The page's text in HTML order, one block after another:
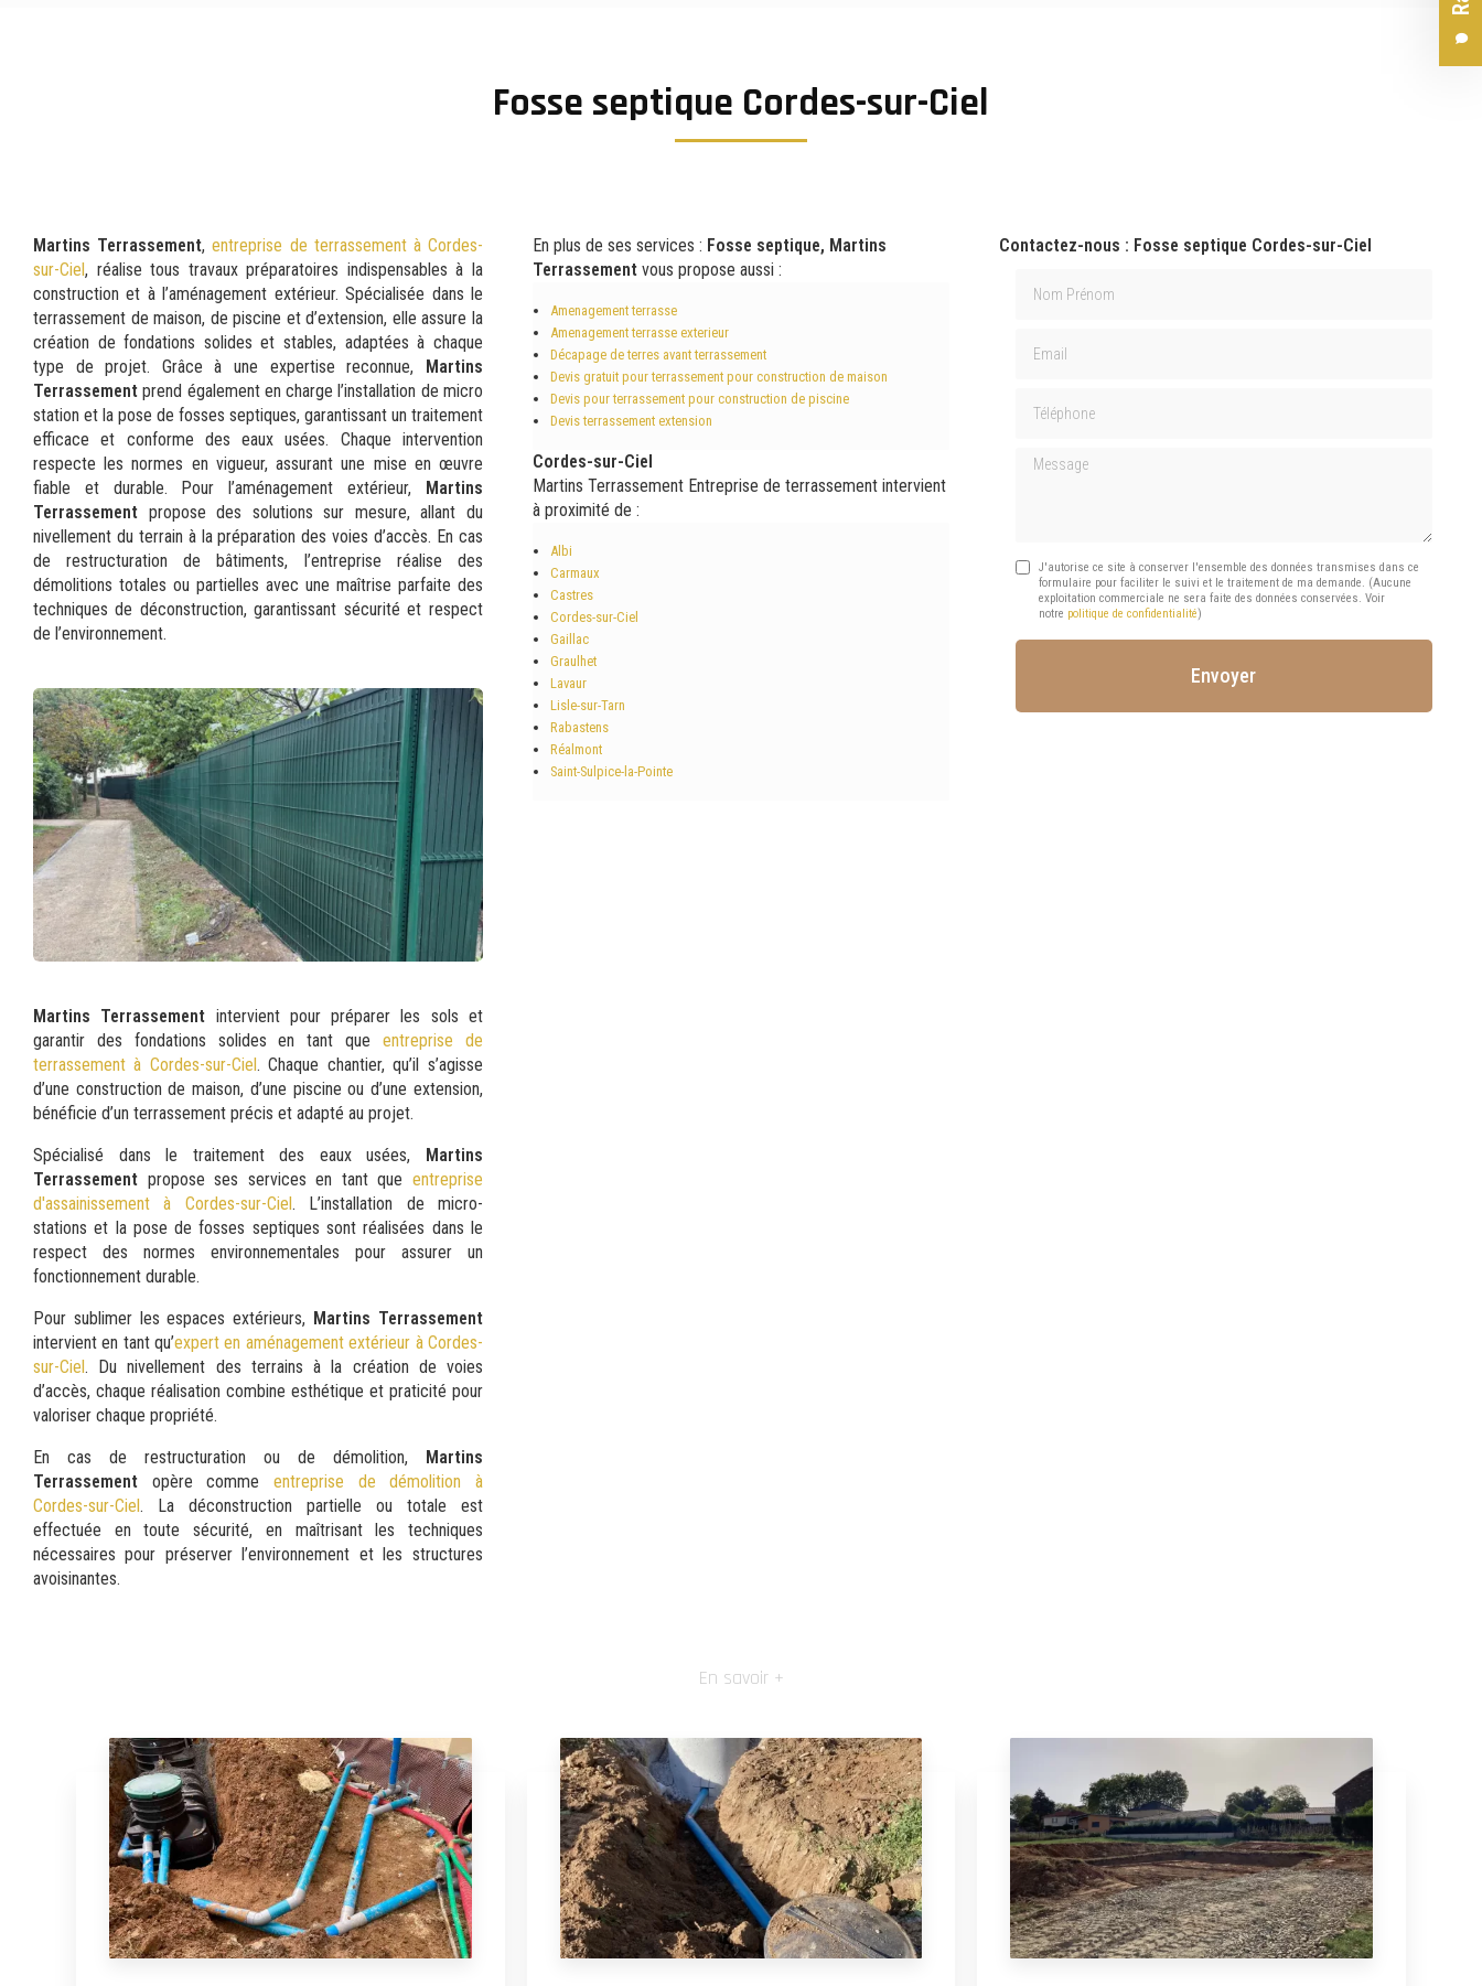
Fosse septique Cordes-sur-Ciel
Martins Terrassement,entreprise de terrassement à Cordes-
sur-Ciel, réalise tous travaux préparatoires indispensables à la
construction et à l’aménagement extérieur. Spécialisée dans le
terrassement de maison, de piscine et d’extension, elle assure la
création de fondations solides et stables, adaptées à chaque
type de projet. Grâce à une expertise reconnue, Martins
Terrassement prend également en charge l’installation de micro
station et la pose de fosses septiques, garantissant un traitement
efficace et conforme des eaux usées. Chaque intervention
respecte les normes en vigueur, assurant une mise en œuvre
fiable et durable. Pour l’aménagement extérieur, Martins
Terrassement propose des solutions sur mesure, allant du
nivellement du terrain à la préparation des voies d’accès. En cas
de restructuration de bâtiments, l’entreprise réalise des
démolitions totales ou partielles avec une maîtrise parfaite des
techniques de déconstruction, garantissant sécurité et respect
de l’environnement.
Martins Terrassement intervient pour préparer les sols et
garantir des fondations solides en tant queentreprise de
terrassement à Cordes-sur-Ciel. Chaque chantier, qu’il s’agisse
d’une construction de maison, d’une piscine ou d’une extension,
bénéficie d’un terrassement précis et adapté au projet.
Spécialisé dans le traitement des eaux usées, Martins
Terrassement propose ses services en tant que entreprise
d'assainissement à Cordes-sur-Ciel. L’installation de micro-
stations et la pose de fosses septiques sont réalisées dans le
respect des normes environnementales pour assurer un
fonctionnement durable.
Pour sublimer les espaces extérieurs, Martins Terrassement
intervient en tant qu’expert en aménagement extérieur à Cordes-
sur-Ciel. Du nivellement des terrains à la création de voies
d’accès, chaque réalisation combine esthétique et praticité pour
valoriser chaque propriété.
En cas de restructuration ou de démolition, Martins
Terrassement opère comme entreprise de démolition à
Cordes-sur-Ciel. La déconstruction partielle ou totale est
effectuée en toute sécurité, en maîtrisant les techniques
nécessaires pour préserver l’environnement et les structures
avoisinantes.
En plus de ses services : Fosse septique, Martins
Terrassementvous propose aussi :
Amenagement terrasse
Amenagement terrasse exterieur
Décapage de terres avant terrassement
Devis gratuit pour terrassement pour construction de maison
Devis pour terrassement pour construction de piscine
Devis terrassement extension
Cordes-sur-Ciel
Martins Terrassement Entreprise de terrassement intervient
à proximité de :
Albi
Carmaux
Castres
Cordes-sur-Ciel
Gaillac
Graulhet
Lavaur
Lisle-sur-Tarn
Rabastens
Réalmont
Saint-Sulpice-la-Pointe
Contactez-nous : Fosse septique Cordes-sur-Ciel
Message
J'autorise ce site à conserver l'ensemble des données transmises dans ce
formulaire pour faciliter le suivi et le traitement de ma demande. (Aucune
exploitation commerciale ne sera faite des données conservées. Voir
notre politique de confidentialité)
En savoir +